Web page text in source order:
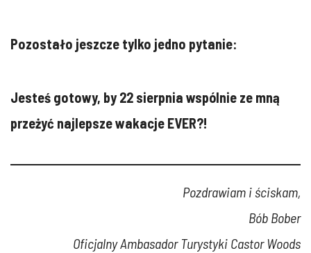
Pozostało jeszcze tylko jedno pytanie:
Jesteś gotowy, by 22 sierpnia wspólnie ze mną
przeżyć najlepsze wakacje EVER?!
Pozdrawiam i ściskam,
Bób Bober
Oficjalny Ambasador Turystyki Castor Woods